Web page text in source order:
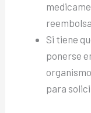
Si tiene
ponerse
para